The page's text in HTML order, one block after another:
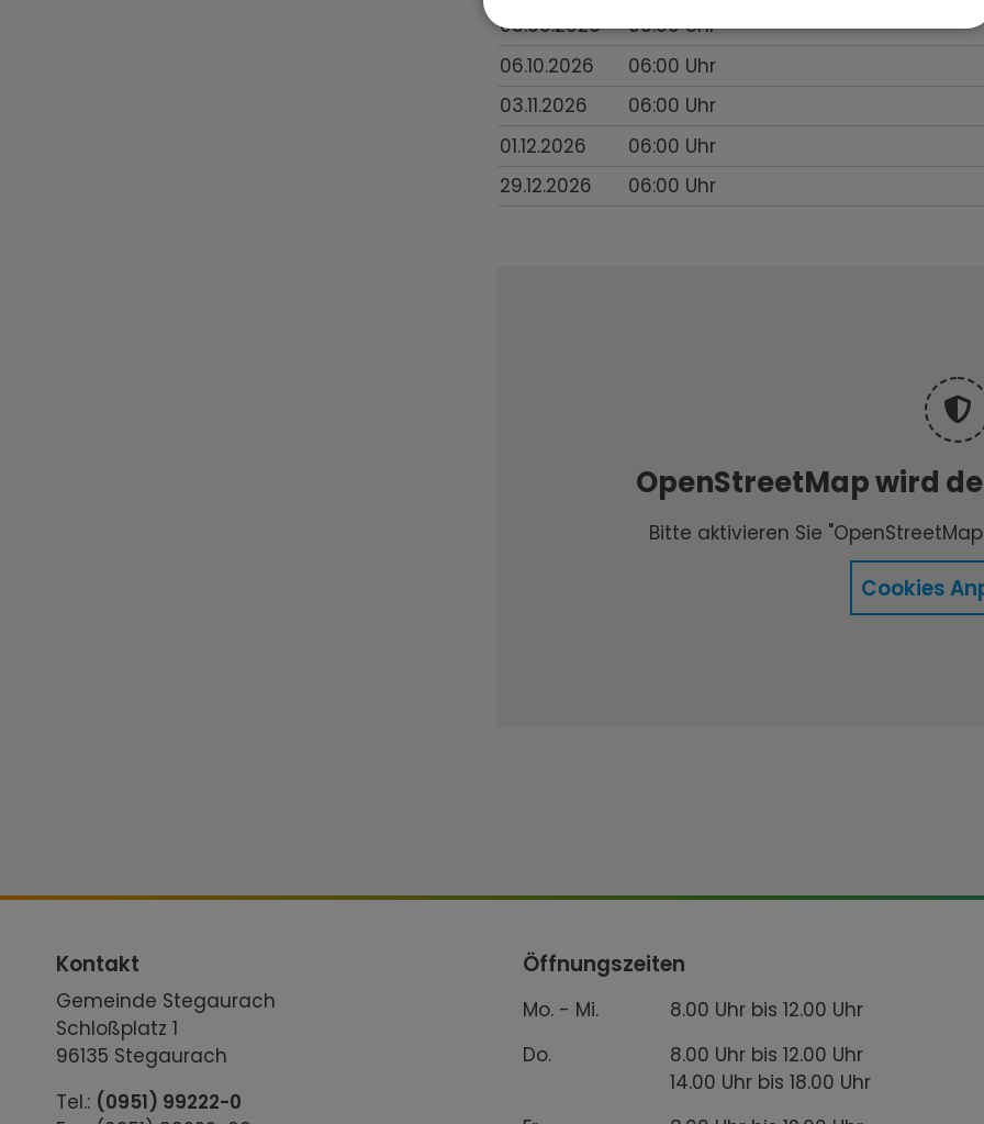
08.09.2026
06:00Uhr
06.10.2026
06:00 Uhr
03.11.2026
06:00 Uhr
01.12.2026
06:00 Uhr
29.12.2026
06:00 Uhr
OpenStreetMap wird
Bitte aktivieren Sie
Cookies
Kontakt
Gemeinde Stegaurach
Schloßplatz 1
96135 Stegaurach
Tel.: (0951) 99222-0
Öffnungszeiten
Mo. - Mi.
8.00 Uhr bis 12.00 Uhr
Do.
8.00 Uhr bis 12.00 Uhr
14.00 Uhr bis 18.00 Uhr